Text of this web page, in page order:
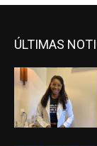
ÚLTIMAS